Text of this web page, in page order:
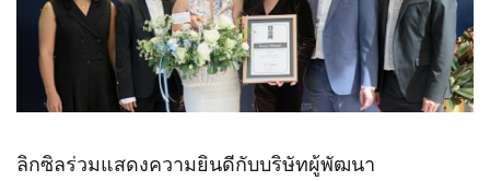
ลิกซิลร่วมแสดงความยินดีกับบริษัทผู้พัฒนา